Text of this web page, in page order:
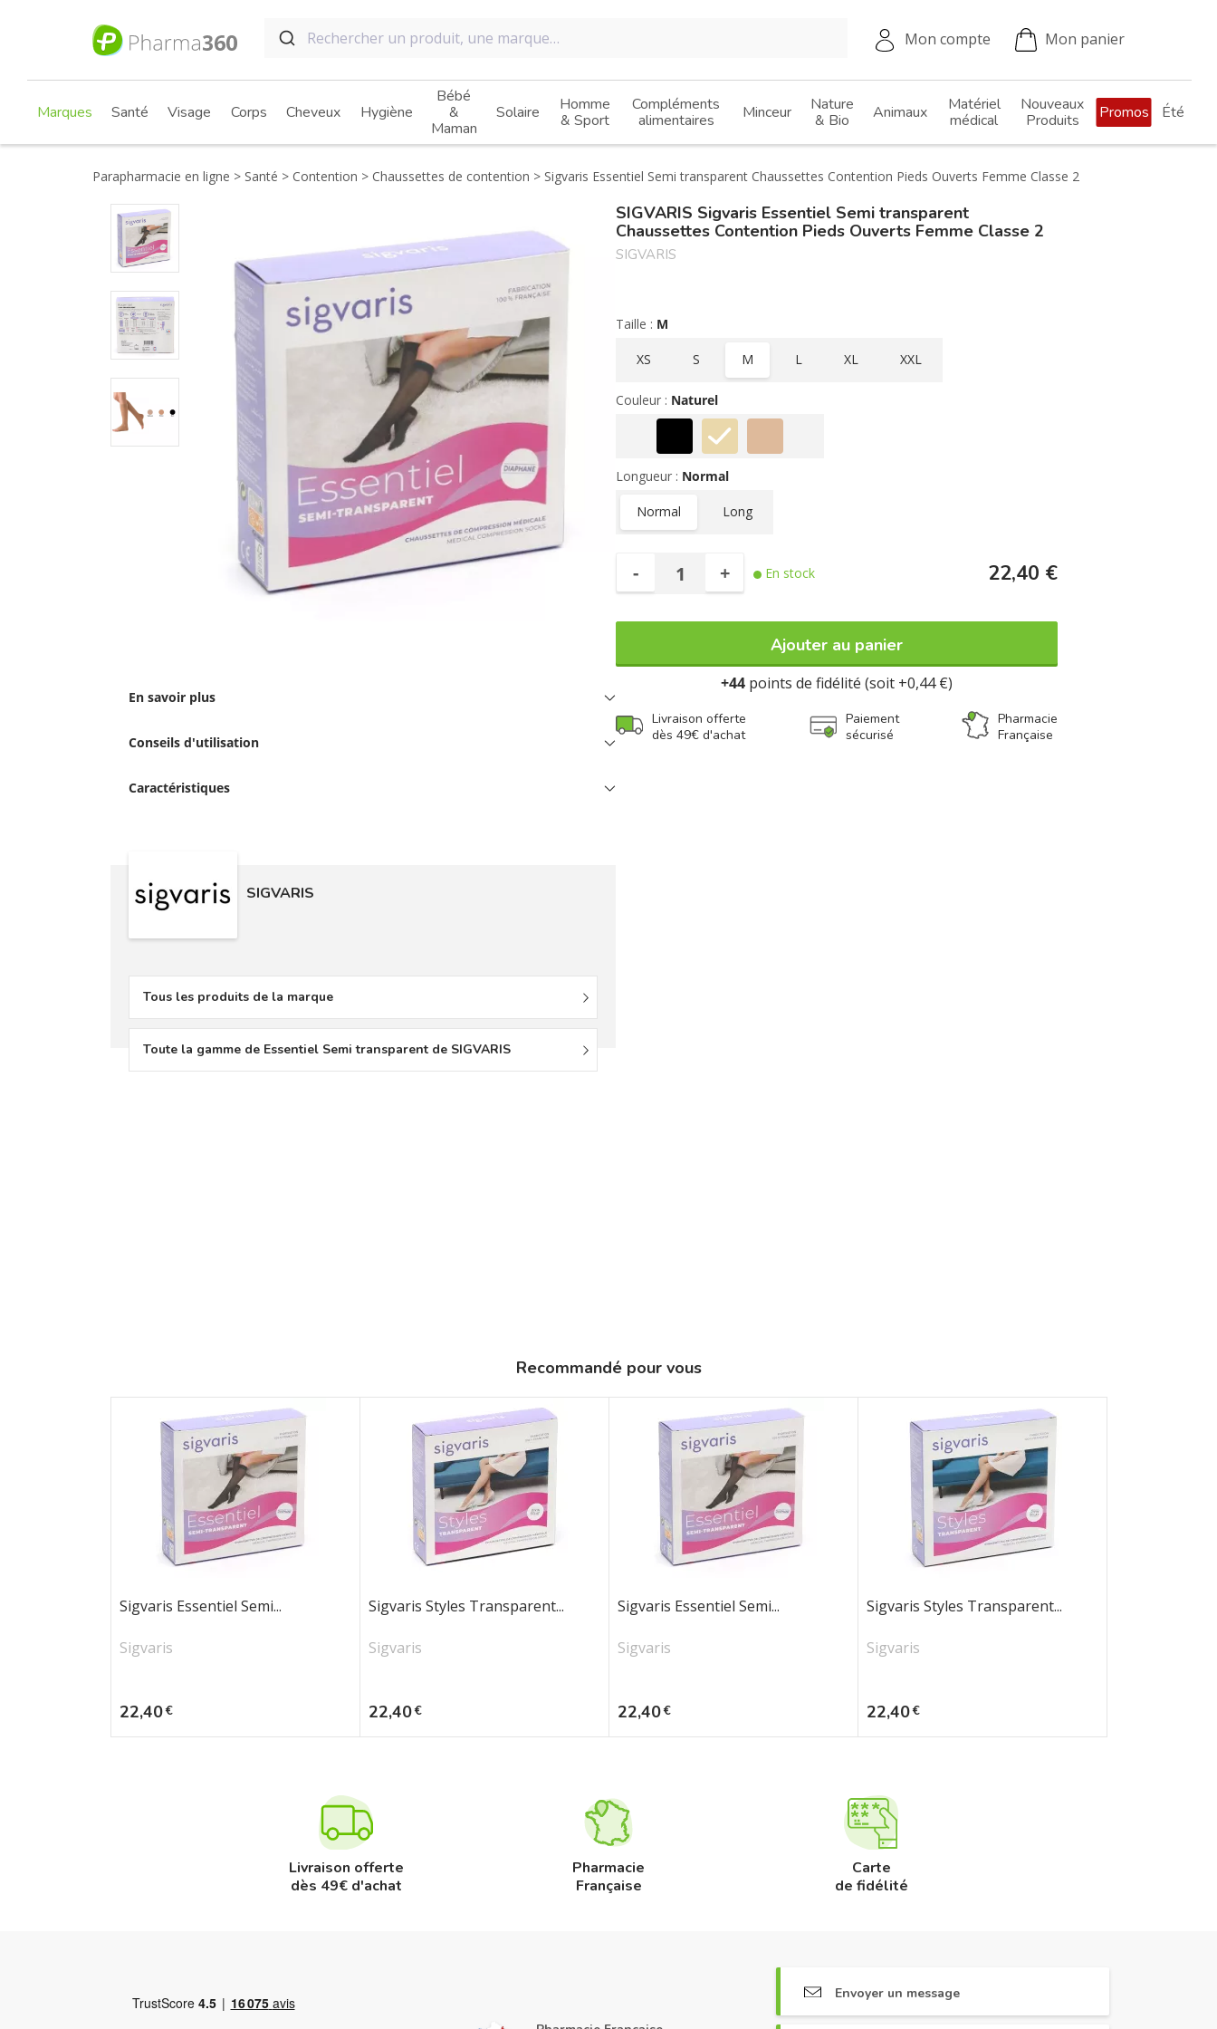
Mon compte Mon panier
Marques Santé Visage Corps Cheveux Hygiène
Bébé
&
Maman
Solaire
Homme
& Sport
Compléments
alimentaires
Minceur
Nature
& Bio
Animaux
Matériel
médical
Nouveaux
Produits
Promos Été
Parapharmacie en ligne Santé Contention Chaussettes de contention Sigvaris Essentiel Semi transparent Chaussettes Contention Pieds Ouverts Femme Classe 2
SIGVARIS Sigvaris Essentiel Semi transparent
Chaussettes Contention Pieds Ouverts Femme Classe 2
SIGVARIS
Taille : M
XS S M L XL XXL
Couleur : Naturel
Longueur : Normal
Normal Long
En stock
- + 22,40 €
Ajouter au panier
+44 points de fidélité (soit +0,44 €)
Livraison offerte
dès 49€ d'achat
Paiement
sécurisé
Pharmacie
Française
En savoir plus
Conseils d'utilisation
Caractéristiques
SIGVARIS
Tous les produits de la marque
Toute la gamme de Essentiel Semi transparent de SIGVARIS
Recommandé pour vous
Sigvaris Essentiel Semi...
Sigvaris
Prix
22,40€
Sigvaris Styles Transparent...
Sigvaris
Prix
22,40€
Sigvaris Essentiel Semi...
Sigvaris
Prix
22,40€
Sigvaris Styles Transparent...
Sigvaris
Prix
22,40€
Livraison offerte
dès 49€ d'achat
Pharmacie
Française
Carte
de fidélité
Envoyer un message